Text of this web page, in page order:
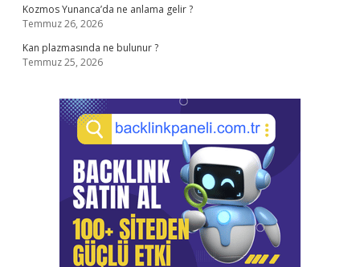
Kozmos Yunanca’da ne anlama gelir ?
Temmuz 26, 2026
Kan plazmasında ne bulunur ?
Temmuz 25, 2026